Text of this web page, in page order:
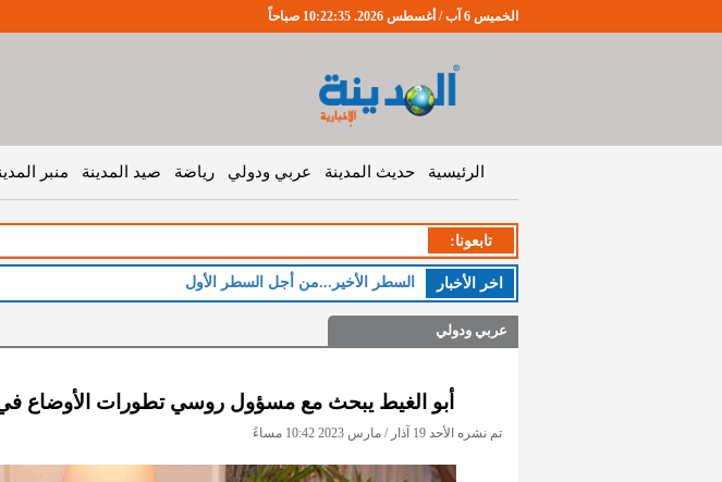
الخميس 6 آب / أغسطس 2026. 10:22:35 صباحاً
الرئيسية حديث المدينة عربي ودولي رياضة صيد المدينة منبر
تابعونا:
اخر اﻷخبار السطر الأخير...من أجل السطر الأول
عربي ودولي
أبو الغيط يبحث مع مسؤول روسي تطورات الأوضاع في
تم نشره الأحد 19 آذار / مارس 2023 10:42 مساءً